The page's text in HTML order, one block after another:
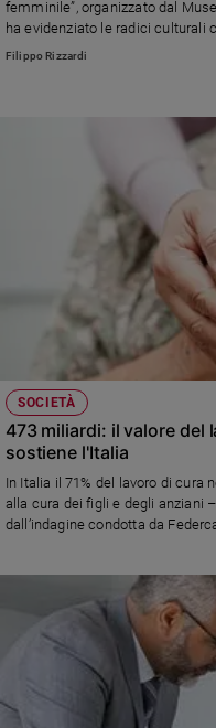
femminile”, organizzato dal
ha evidenziato le radici culturali
per le donne, a partire dalla
Filippo Rizzardi
SOCIETÀ
473 miliardi: il valore del
sostiene l'Italia
In Italia il 71% del lavoro di cura
alla cura dei figli e degli anziani
dall’indagine condotta da